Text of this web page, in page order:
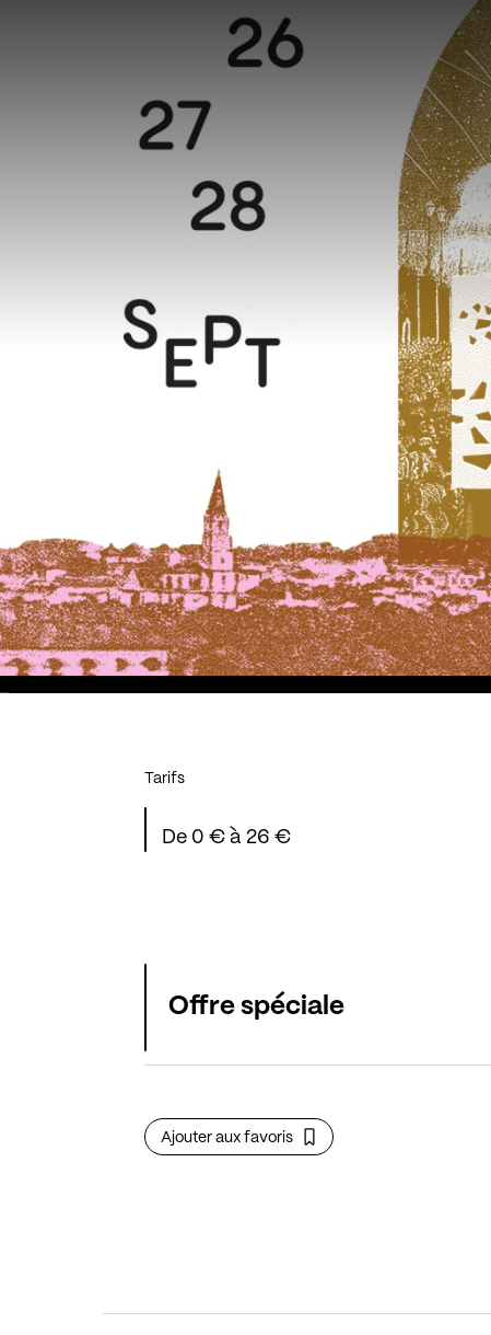
Tarifs
De 0 € à 26 €
Offre spéciale
Ajouter aux favoris